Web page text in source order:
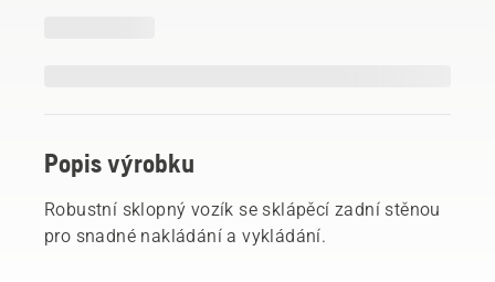
Popis výrobku
Robustní sklopný vozík se sklápěcí zadní stěnou
pro snadné nakládání a vykládání.